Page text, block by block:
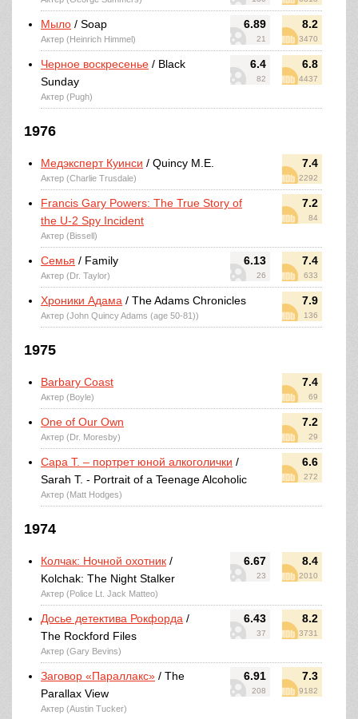
6.89
21
8.2
3470
Мыло / Soap
Актер (Heinrich Himmel)
6.4
82
6.8
4437
Черное воскресенье / Black
Sunday
Актер (Pugh)
1976
7.4
2292
Медэксперт Куинси / Quincy M.E.
Актер (Charlie Trusdale)
7.2
84
Francis Gary Powers: The True Story of
the U-2 Spy Incident
Актер (Bissell)
6.13
26
7.4
633
Семья / Family
Актер (Dr. Taylor)
7.9
136
Хроники Адама / The Adams Chronicles
Актер (John Quincy Adams (age 50-81))
1975
7.4
69
Barbary Coast
Актер (Boyle)
7.2
29
One of Our Own
Актер (Dr. Moresby)
6.6
272
Сара Т. – портрет юной алкоголички /
Sarah T. - Portrait of a Teenage Alcoholic
Актер (Matt Hodges)
1974
6.67
23
8.4
2010
Колчак: Ночной охотник /
Kolchak: The Night Stalker
Актер (Police Lt. Jack Matteo)
6.43
37
8.2
3731
Досье детектива Рокфорда /
The Rockford Files
Актер (Gary Bevins)
6.91
208
7.3
9182
Заговор «Параллакс» / The
Parallax View
Актер (Austin Tucker)